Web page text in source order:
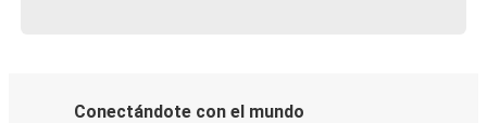
Conectándote con el mundo